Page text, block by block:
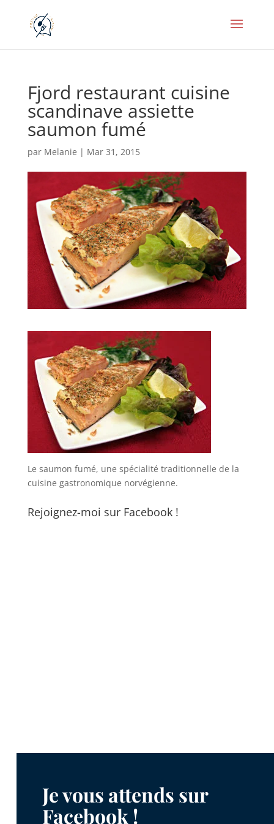
Fjord restaurant cuisine
scandinave assiette
saumon fumé
par Melanie | Mar 31, 2015
Le saumon fumé, une spécialité traditionnelle de la
cuisine gastronomique norvégienne.
Rejoignez-moi sur Facebook !
Je vous attends sur
Facebook !